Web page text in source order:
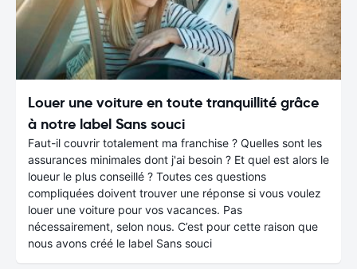
Louer une voiture en toute tranquillité grâce
à notre label Sans souci
Faut-il couvrir totalement ma franchise ? Quelles sont les
assurances minimales dont j'ai besoin ? Et quel est alors le
loueur le plus conseillé ? Toutes ces questions
compliquées doivent trouver une réponse si vous voulez
louer une voiture pour vos vacances. Pas
nécessairement, selon nous. C’est pour cette raison que
nous avons créé le label Sans souci